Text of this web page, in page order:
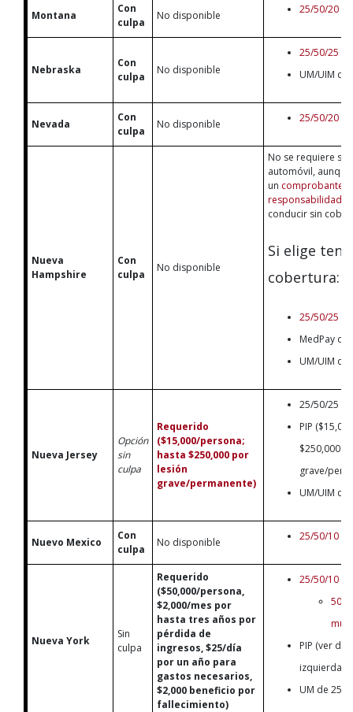
Montana
Con
culpa
No disponible 25/50/20
Nebraska
Con
culpa
No disponible
25/50/25
UM/UIM de
Nevada
Con
culpa
No disponible 25/50/20
Nueva
Hampshire
Con
culpa
No disponible
No se requiere
automóvil,
un comprobante
responsabilidad
conducir sin
Si elige
cobertura:
25/50/25
MedPay de
UM/UIM de
Nueva Jersey
Opción
sin
culpa
Requerido
($15,000/persona;
hasta $250,000 por
lesión
grave/permanente)
25/50/25
PIP
$250,000
grave/
UM/UIM de
Nuevo Mexico
Con
culpa
No disponible 25/50/10
Nueva York
Sin
culpa
Requerido
($50,000/persona,
$2,000/mes por
hasta tres años por
pérdida de
ingresos, $25/día
por un año para
gastos necesarios,
$2,000 beneficio por
fallecimiento)
25/50/10
50/
PIP (ver
izquierda)
UM de 25/